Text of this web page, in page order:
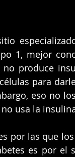
1, mejor
no produce
para
eso no
usa la
por las que
es por el